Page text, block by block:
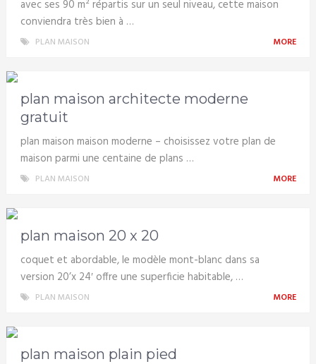
avec ses 90 m² répartis sur un seul niveau, cette maison
conviendra très bien à …
PLAN MAISON MORE
plan maison architecte moderne
gratuit
plan maison maison moderne – choisissez votre plan de
maison parmi une centaine de plans …
PLAN MAISON MORE
plan maison 20 x 20
coquet et abordable, le modèle mont-blanc dans sa
version 20’x 24′ offre une superficie habitable, …
PLAN MAISON MORE
plan maison plain pied